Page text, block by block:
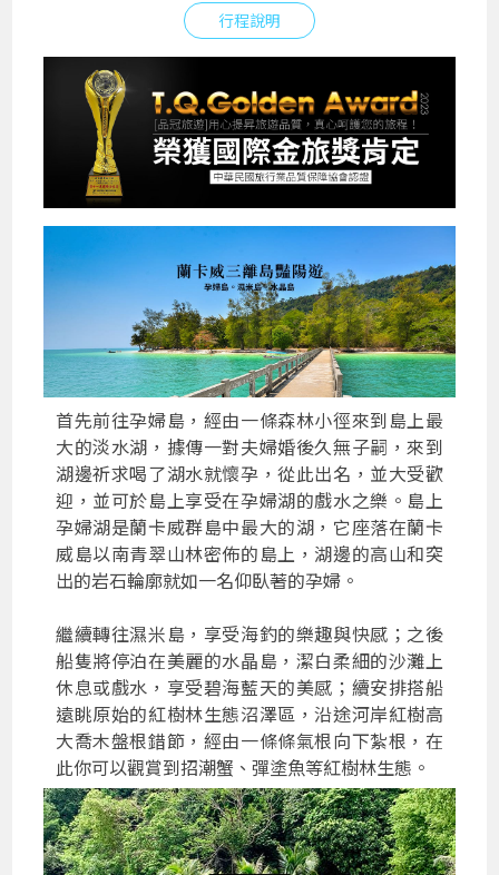
行程說明
首先前往孕婦島，經由一條森林小徑來到島上最
大的淡水湖，據傳一對夫婦婚後久無子嗣，來到
湖邊祈求喝了湖水就懷孕，從此出名，並大受歡
迎，並可於島上享受在孕婦湖的戲水之樂。島上
孕婦湖是蘭卡威群島中最大的湖，它座落在蘭卡
威島以南青翠山林密佈的島上，湖邊的高山和突
出的岩石輪廓就如一名仰臥著的孕婦。
繼續轉往濕米島，享受海釣的樂趣與快感；之後
船隻將停泊在美麗的水晶島，潔白柔細的沙灘上
休息或戲水，享受碧海藍天的美感；續安排搭船
遠眺原始的紅樹林生態沼澤區，沿途河岸紅樹高
大喬木盤根錯節，經由一條條氣根向下紮根，在
此你可以觀賞到招潮蟹、彈塗魚等紅樹林生態。